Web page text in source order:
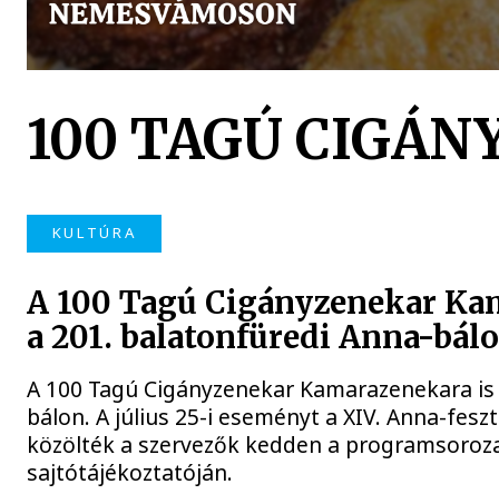
100 TAGÚ
KULTÚRA
A 100 Tagú Cigányzenekar
a 201. balatonfüredi Anna-
A 100 Tagú Cigányzenekar Kamarazenekara
bálon. A július 25-i eseményt a XIV. Anna-
közölték a szervezők kedden a
sajtótájékoztatóján.